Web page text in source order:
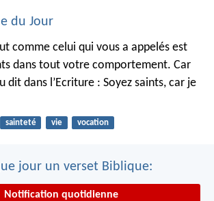
du Jour
comme celui qui vous a appelés est
dans tout votre comportement. Car
dit dans l’Ecriture : Soyez saints, car je
sainteté vie vocation
jour un verset Biblique:
Notification quotidienne